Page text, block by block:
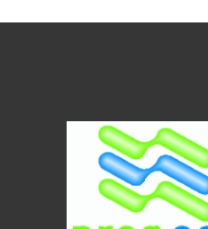
convinzioni
altro genere, le
l’adesione a partiti,
associazioni od
carattere religioso,